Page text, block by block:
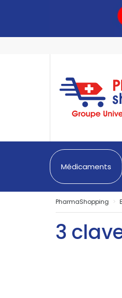
Médicaments
PharmaShopping
3